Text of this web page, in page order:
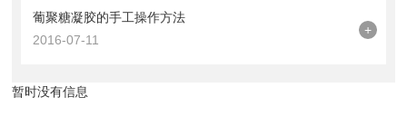
葡聚糖凝胶的手工操作方法
2016-07-11
+
暂时没有信息